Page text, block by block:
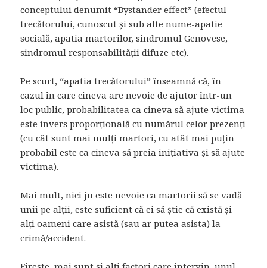
conceptului denumit “Bystander effect” (efectul
trecătorului, cunoscut și sub alte nume-apatie
socială, apatia martorilor, sindromul Genovese,
sindromul responsabilității difuze etc).
Pe scurt, “apatia trecătorului” înseamnă că, în
cazul în care cineva are nevoie de ajutor într-un
loc public, probabilitatea ca cineva să ajute victima
este invers proporțională cu numărul celor prezenți
(cu cât sunt mai mulți martori, cu atât mai puțin
probabil este ca cineva să preia inițiativa și să ajute
victima).
Mai mult, nici ju este nevoie ca martorii să se vadă
unii pe alții, este suficient că ei să știe că există și
alți oameni care asistă (sau ar putea asista) la
crimă/accident.